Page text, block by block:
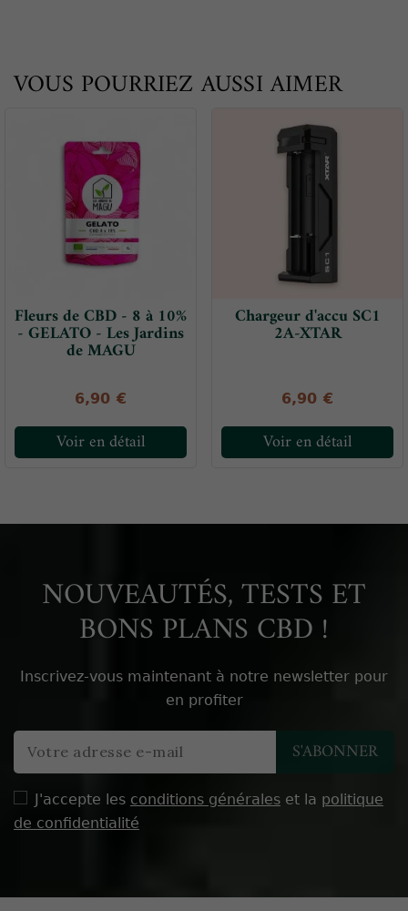
VOUS POURRIEZ AUSSI AIMER
Fleurs de CBD - 8 à 10%
- GELATO - Les Jardins
de MAGU
6,90 €
Voir en détail
Chargeur d'accu SC1
2A-XTAR
6,90 €
Voir en détail
NOUVEAUTÉS, TESTS ET
BONS PLANS CBD !
Inscrivez-vous maintenant à notre newsletter pour
en profiter
J'accepte les conditions générales et la politique
de confidentialité